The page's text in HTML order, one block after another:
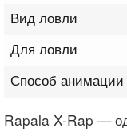
Вид ловли
Для ловли
Способ анимации
Rapala X-Rap —